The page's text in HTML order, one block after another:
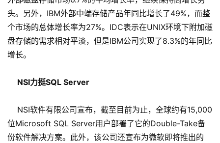
头。另外，IBM外部中端存储产品年同比增长了49%，而整
个市场的总体增长率为27%。IDC表示在UNIX环境下附加磁
盘存储的需求相对平淡，但是IBM公司实现了8.3%的年同比
增长。
NSI力挺SQL Server
NSI软件有限公司宣布，截至目前为止，全球约有15,000
位Microsoft SQL Server用户部署了它的Double-Take备
份软件解决方案。此外，该公司还宣布为微软即将推出的